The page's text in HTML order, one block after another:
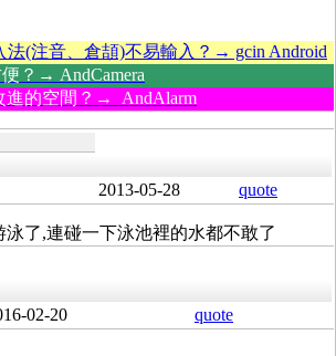
法(注音、倉頡)不易輸入？→ gcin Android
？→ AndCamera
進的空間？→ AndAlarm
2013-05-28 quote
了,連碰一下泳池裡的水都不敢了
02-20 quote